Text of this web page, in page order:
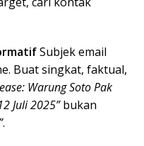
Subjek email
Buat singkat, faktual,
Warung Soto Pak
Juli 2025”bukan
.